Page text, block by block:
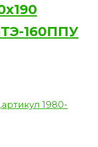
160ППУ